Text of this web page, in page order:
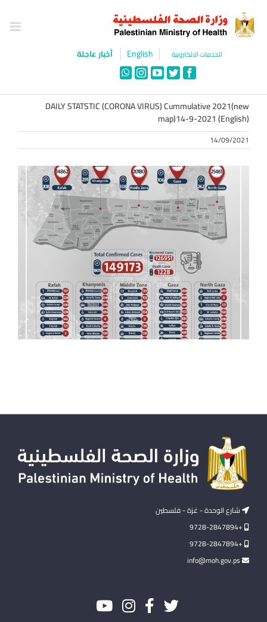
content
الخدمات الالكترونية English أخبار عاجلة
Facebook
Twitter
YouTube
Instagram
WhatsApp
DAILY STATSTIC (CORONA VIRUS) Cummulative 2021(new
map)14-9-2021 (English)
14/09/2021
شارع الوحدة - غزة - فلسطين
+9728-2847894
+9728-2847894